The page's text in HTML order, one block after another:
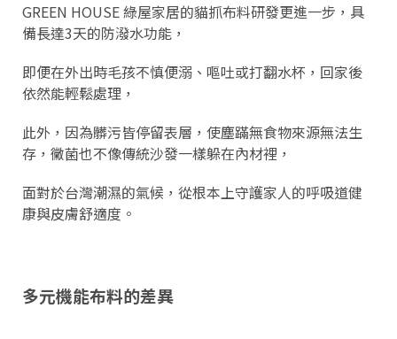
GREEN HOUSE 綠屋家居的貓抓布料研發更進一步，具
備長達3天的防潑水功能，
即便在外出時毛孩不慎便溺、嘔吐或打翻水杯，回家後
依然能輕鬆處理，
此外，因為髒污皆停留表層，使塵蹣無食物來源無法生
存，黴菌也不像傳統沙發一樣躲在內材裡，
面對於台灣潮濕的氣候，從根本上守護家人的呼吸道健
康與皮膚舒適度。
多元機能布料的差異